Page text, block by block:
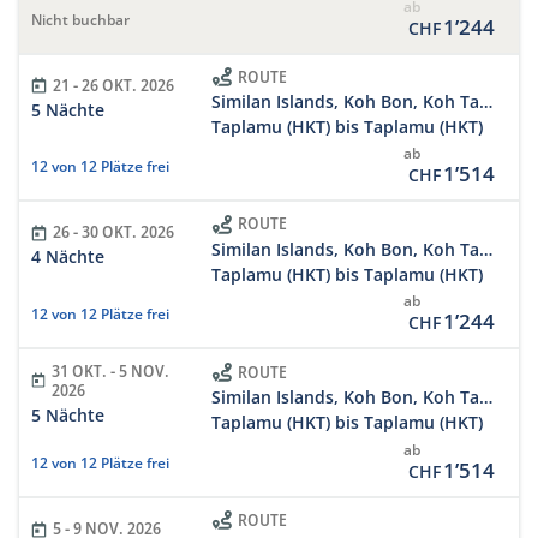
ab
CHF1’244
Nicht buchbar
21 - 26 OKT. 2026
5 Nächte
ROUTE
Similan Islands, Koh Bon, Koh Tachai, Richelieu Rock 5 Days/5 Nights
Taplamu (HKT) bis Taplamu (HKT)
ab
CHF1’514
12 von 12 Plätze frei
26 - 30 OKT. 2026
4 Nächte
ROUTE
Similan Islands, Koh Bon, Koh Tachai, Richelieu
Taplamu (HKT) bis Taplamu (HKT)
ab
CHF1’244
12 von 12 Plätze frei
31 OKT. - 5 NOV.
2026
5 Nächte
ROUTE
Similan Islands, Koh Bon, Koh Tachai, Richelieu Rock 5 Days/5 Nights
Taplamu (HKT) bis Taplamu (HKT)
ab
CHF1’514
12 von 12 Plätze frei
5 - 9 NOV. 2026
ROUTE